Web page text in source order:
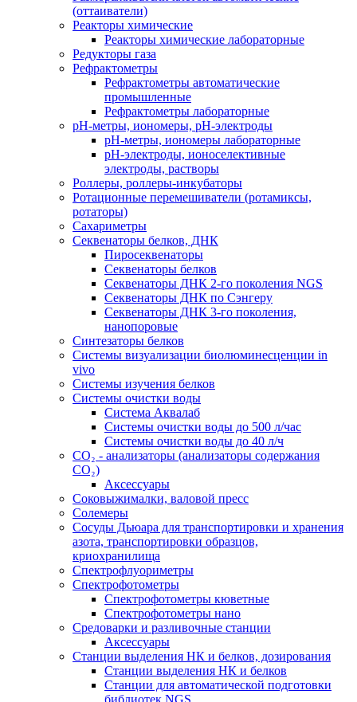
(оттаиватели)
Реакторы химические
Реакторы химические лабораторные
Редукторы газа
Рефрактометры
Рефрактометры автоматические
промышленные
Рефрактометры лабораторные
рН-метры, иономеры, рН-электроды
рН-метры, иономеры лабораторные
рН-электроды, ионоселективные
электроды, растворы
Роллеры, роллеры-инкубаторы
Ротационные перемешиватели (ротамиксы,
ротаторы)
Сахариметры
Секвенаторы белков, ДНК
Пиросеквенаторы
Секвенаторы белков
Секвенаторы ДНК 2-го поколения NGS
Секвенаторы ДНК по Сэнгеру
Секвенаторы ДНК 3-го поколения,
нанопоровые
Синтезаторы белков
Системы визуализации биолюминесценции in
vivo
Системы изучения белков
Системы очистки воды
Система Аквалаб
Системы очистки воды до 500 л/час
Системы очистки воды до 40 л/ч
СО₂ - анализаторы (анализаторы содержания
СО₂)
Аксессуары
Соковыжималки, валовой пресс
Солемеры
Сосуды Дьюара для транспортировки и хранения
азота, транспортировки образцов,
криохранилища
Спектрофлуориметры
Спектрофотометры
Спектрофотометры кюветные
Спектрофотометры нано
Средоварки и разливочные станции
Аксессуары
Станции выделения НК и белков, дозирования
Станции выделения НК и белков
Станции для автоматической подготовки
библиотек NGS